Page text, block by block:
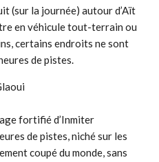
(sur la journée) autour d’Aït
en véhicule tout-terrain ou
certains endroits ne sont
de pistes.
fortifié d’Inmiter
de pistes, niché sur les
coupé du monde, sans